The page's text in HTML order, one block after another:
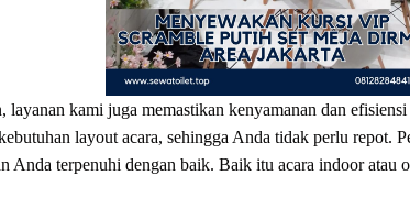
layanan kami juga memastikan kenyamanan dan
layout acara, sehingga Anda tidak perlu repot.
Anda terpenuhi dengan baik. Baik itu acara indoor atau